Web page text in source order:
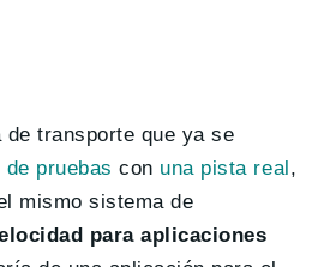
transporte que ya se
de pruebas con una pista real,
mismo sistema de
para aplicaciones